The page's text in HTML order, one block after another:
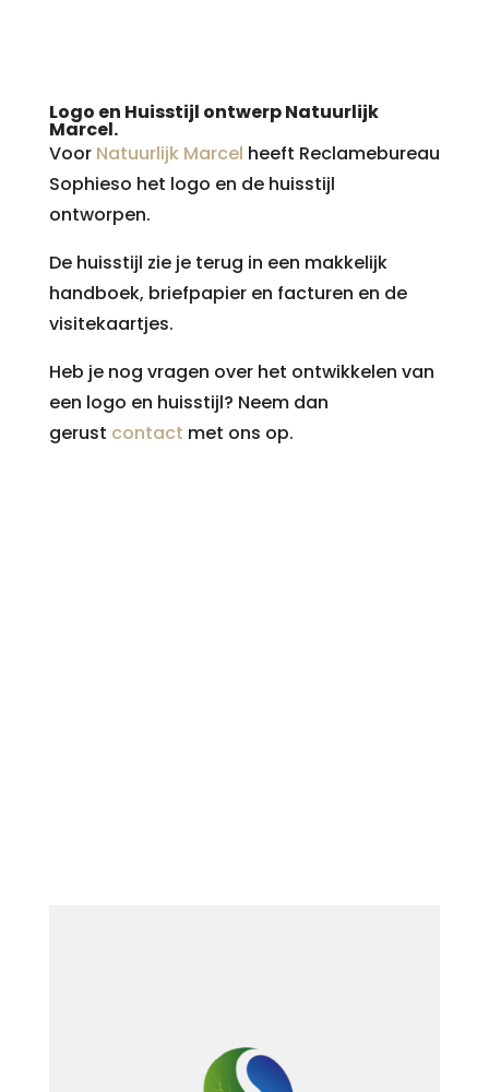
Logo en Huisstijl ontwerp Natuurlijk
Marcel.
Voor Natuurlijk Marcel heeft Reclamebureau
Sophieso het logo en de huisstijl
ontworpen.
De huisstijl zie je terug in een makkelijk
handboek, briefpapier en facturen en de
visitekaartjes.
Heb je nog vragen over het ontwikkelen van
een logo en huisstijl? Neem dan
gerust contact met ons op.